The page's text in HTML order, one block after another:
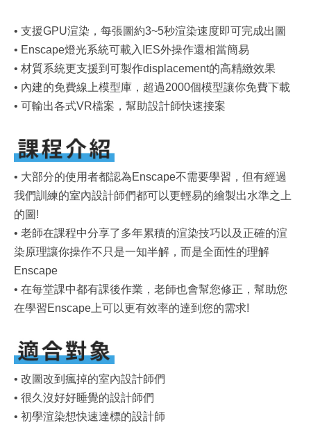
• 支援GPU渲染，每張圖約3~5秒渲染速度即可完成出圖
• Enscape燈光系統可載入IES外操作還相當簡易
• 材質系統更支援到可製作displacement的高精緻效果
• 內建的免費線上模型庫，超過2000個模型讓你免費下載
• 可輸出各式VR檔案，幫助設計師快速接案
• 大部分的使用者都認為Enscape不需要學習，但有經過
我們訓練的室內設計師們都可以更輕易的繪製出水準之上
的圖!
• 老師在課程中分享了多年累積的渲染技巧以及正確的渲
染原理讓你操作不只是一知半解，而是全面性的理解
Enscape
• 在每堂課中都有課後作業，老師也會幫您修正，幫助您
在學習Enscape上可以更有效率的達到您的需求!
• 改圖改到瘋掉的室內設計師們
• 很久沒好好睡覺的設計師們
• 初學渲染想快速達標的設計師